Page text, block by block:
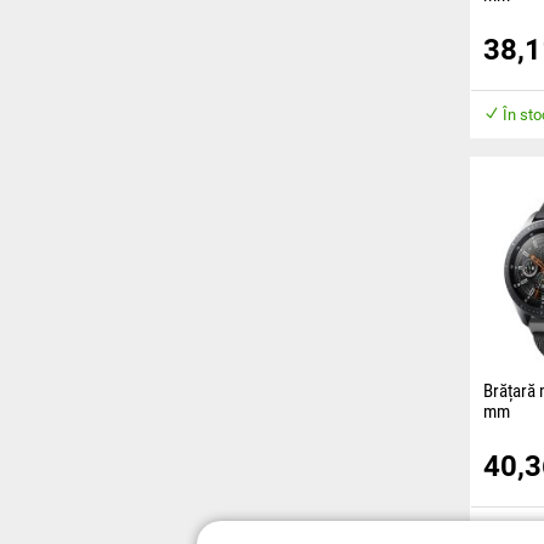
material
confort
În
Brățară
mm
prindere
lungimea